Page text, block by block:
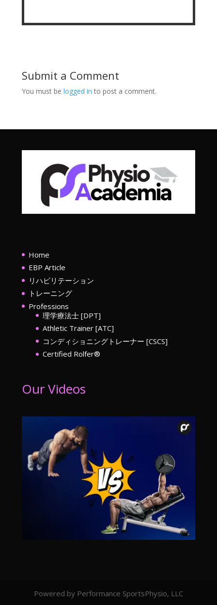
Submit a Comment
You must be logged in to post a comment.
Home
EBP Article
リハビリテーション
トレーニング
Professions
理学療法士 [DPT]
Athletic Trainer [ATC]
コンディショニングトレーナー [CSCS]
Certified Rolfer®︎
Our Videos
Powered by Performance SportsPhysio, LLC